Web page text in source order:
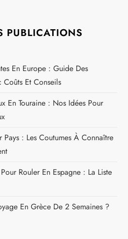
PUBLICATIONS
En Europe : Guide Des
Coûts Et Conseils
En Touraine : Nos Idées Pour
: Les Coutumes À Connaître
Rouler En Espagne : La Liste
En Grèce De 2 Semaines ?